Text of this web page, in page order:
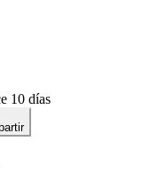
10 días